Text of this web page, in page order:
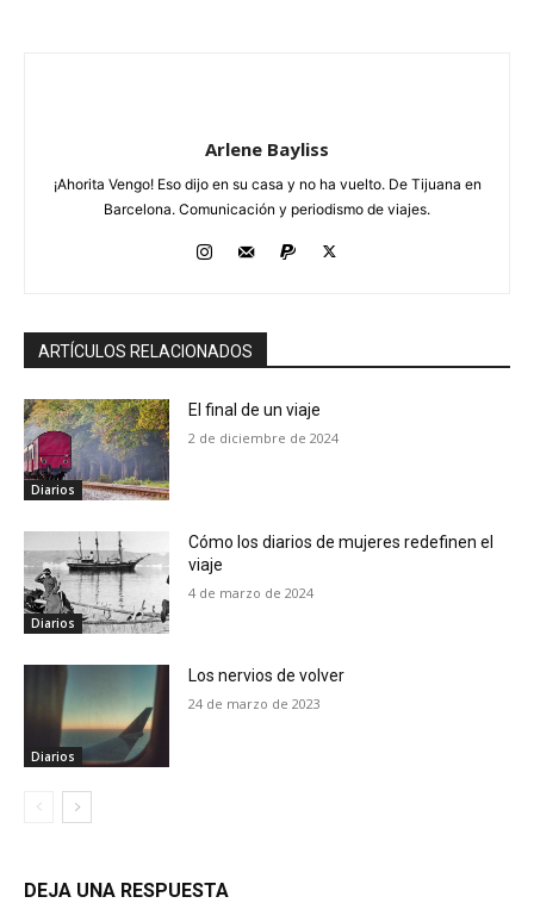
Arlene Bayliss
¡Ahorita Vengo! Eso dijo en su casa y no ha vuelto. De Tijuana en
Barcelona. Comunicación y periodismo de viajes.
ARTÍCULOS RELACIONADOS
Diarios
El final de un viaje
2 de diciembre de 2024
Diarios
Cómo los diarios de mujeres redefinen el
viaje
4 de marzo de 2024
Diarios
Los nervios de volver
24 de marzo de 2023
DEJA UNA RESPUESTA